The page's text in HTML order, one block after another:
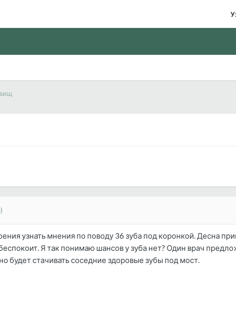
узнать мнения по поводу 36 зуба под коронкой. Десна
Я так понимаю шансов у зуба нет? Один врач
будет стачивать соседние здоровые зубы под мост.